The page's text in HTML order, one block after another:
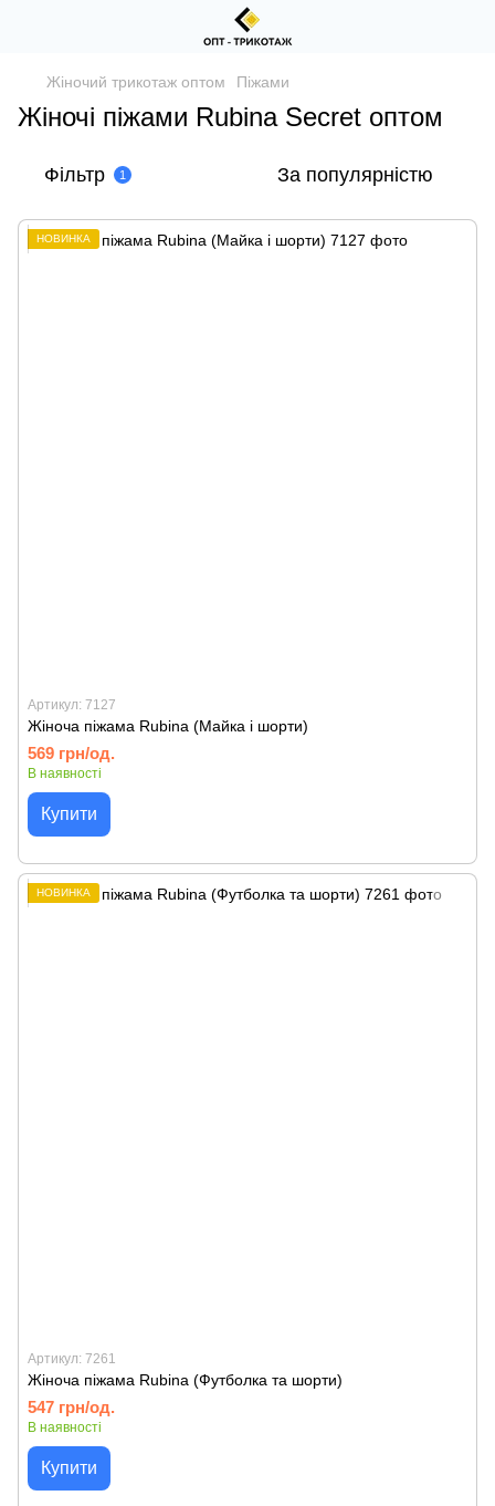
Жіночий трикотаж оптом Піжами
Жіночі піжами Rubina Secret оптом
Фільтр 1 За популярністю
НОВИНКА
Артикул: 7127
Жіноча піжама Rubina (Майка і шорти)
569 грн/од.
В наявності
Купити
НОВИНКА
Артикул: 7261
Жіноча піжама Rubina (Футболка та шорти)
547 грн/од.
В наявності
Купити